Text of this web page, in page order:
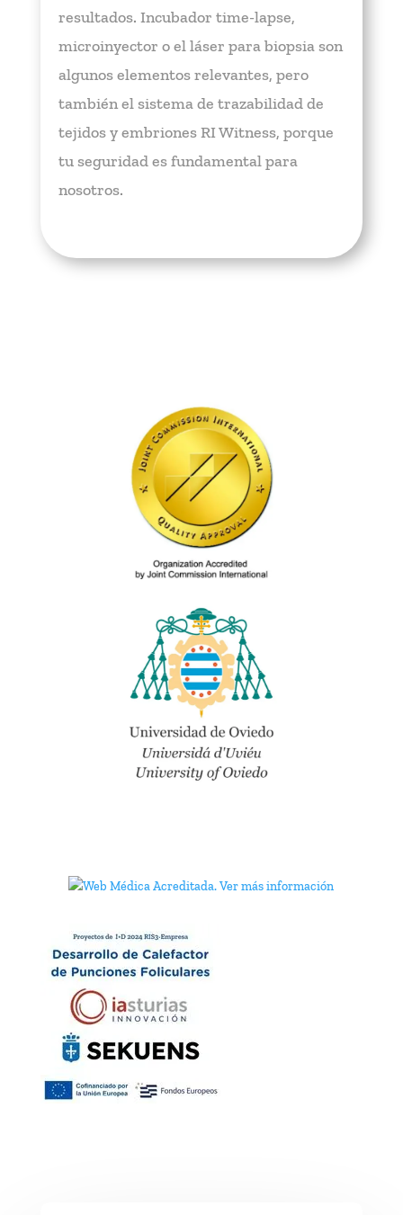
resultados. Incubador time-lapse,
microinyector o el láser para biopsia son
algunos elementos relevantes, pero
también el sistema de trazabilidad de
tejidos y embriones RI Witness, porque
tu seguridad es fundamental para
nosotros.